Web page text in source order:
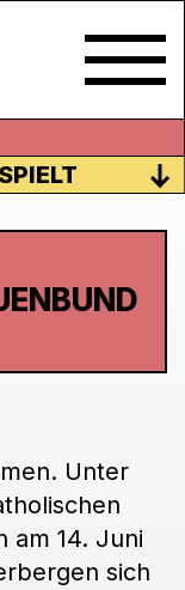
Unter
am 14. Juni
sich